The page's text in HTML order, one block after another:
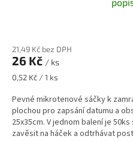
21,49 Kč bez DPH
26 Kč / ks
Měrná
0,52 Kč / 1 ks
Pevné mikrotenové sáčky k
plochou pro zapsání datumu a
25x35cm. V jednom balení je
zavěsit na háček a odtrhávat